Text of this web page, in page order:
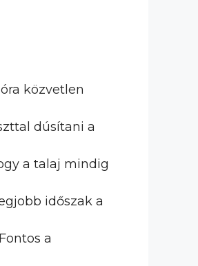
közvetlen
dúsítani a
a talaj mindig
időszak a
a